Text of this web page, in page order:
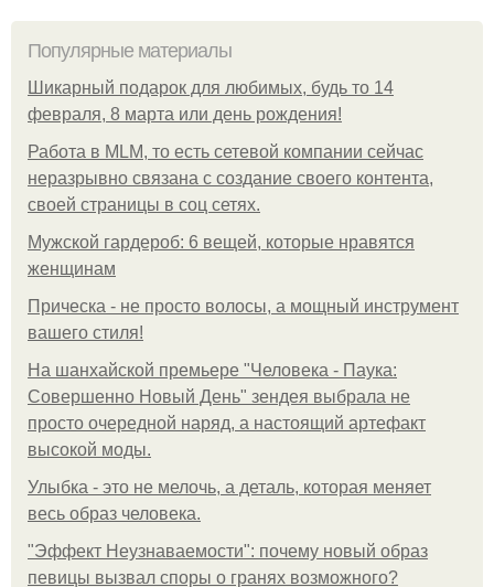
Популярные материалы
Шикарный подарок для любимых, будь то 14
февраля, 8 марта или день рождения!
Работа в MLM, то есть сетевой компании сейчас
неразрывно связана с создание своего контента,
своей страницы в соц сетях.
Мужской гардероб: 6 вещей, которые нравятся
женщинам
Прическа - не просто волосы, а мощный инструмент
вашего стиля!
На шанхайской премьере "Человека - Паука:
Совершенно Новый День" зендея выбрала не
просто очередной наряд, а настоящий артефакт
высокой моды.
Улыбка - это не мелочь, а деталь, которая меняет
весь образ человека.
"Эффект Неузнаваемости": почему новый образ
певицы вызвал споры о гранях возможного?